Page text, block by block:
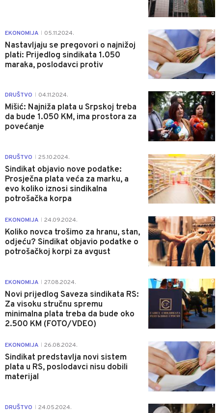
EKONOMIJA 05.11.2024.
Nastavljaju se pregovori o najnižoj
plati: Prijedlog sindikata 1.050
maraka, poslodavci protiv
2
DRUŠTVO 04.11.2024.
Mišić: Najniža plata u Srpskoj treba
da bude 1.050 KM, ima prostora za
povećanje
0
DRUŠTVO 25.10.2024.
Sindikat objavio nove podatke:
Prosječna plata veća za marku, a
evo koliko iznosi sindikalna
potrošačka korpa
0
EKONOMIJA 24.09.2024.
Koliko novca trošimo za hranu, stan,
odjeću? Sindikat objavio podatke o
potrošačkoj korpi za avgust
0
EKONOMIJA 27.08.2024.
Novi prijedlog Saveza sindikata RS:
Za visoku stručnu spremu
minimalna plata treba da bude oko
2.500 KM (FOTO/VDEO)
0
EKONOMIJA 26.08.2024.
Sindikat predstavlja novi sistem
plata u RS, poslodavci nisu dobili
materijal
0
DRUŠTVO 24.05.2024. 1